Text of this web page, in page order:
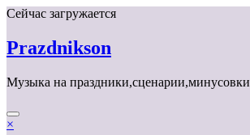
Перейти
содержимому
Сейчас загружается
Prazdnikson
Музыка на праздники,сценарии,минусовки
×